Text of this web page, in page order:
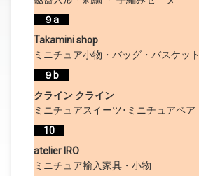
９a
Takamini shop
ミニチュア小物・バッグ・バスケット
９b
クライン クライン
ミニチュアスイーツ･ミニチュアベア
10
atelier IRO
ミニチュア輸入家具・小物